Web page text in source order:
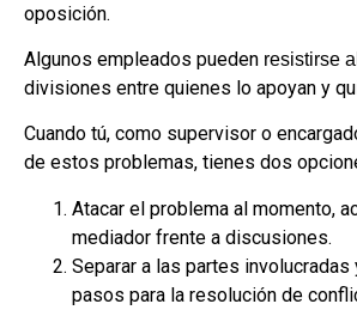
oposición.
Algunos empleados pueden resistirse
divisiones entre quienes lo apoyan y
Cuando tú, como supervisor o
de estos problemas, tienes dos
Atacar el problema al momento,
mediador frente a discusiones.
Separar a las partes involucradas
pasos para la resolución de